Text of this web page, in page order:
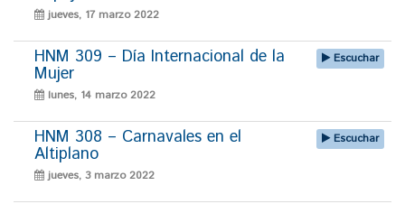
jueves, 17 marzo 2022
HNM 309 – Día Internacional de la
Mujer
lunes, 14 marzo 2022
Escuchar
HNM 308 – Carnavales en el
Altiplano
jueves, 3 marzo 2022
Escuchar